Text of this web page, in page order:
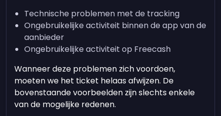
Technische problemen met de tracking
Ongebruikelijke activiteit binnen de app van de
aanbieder
Ongebruikelijke activiteit op Freecash
Wanneer deze problemen zich voordoen,
moeten we het ticket helaas afwijzen. De
bovenstaande voorbeelden zijn slechts enkele
van de mogelijke redenen.